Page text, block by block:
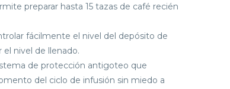
preparar hasta 15 tazas de café recién
fácilmente el nivel del depósito de
el nivel de llenado.
de protección antigoteo que
del ciclo de infusión sin miedo a